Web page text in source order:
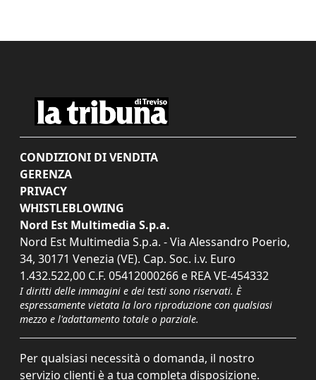
CONDIZIONI DI VENDITA
GERENZA
PRIVACY
WHISTLEBLOWING
Nord Est Multimedia S.p.a.
Nord Est Multimedia S.p.a. - Via Alessandro Poerio,
34, 30171 Venezia (VE). Cap. Soc. i.v. Euro
1.432.522,00 C.F. 05412000266 e REA VE-454332
I diritti delle immagini e dei testi sono riservati. È
espressamente vietata la loro riproduzione con qualsiasi
mezzo e l'adattamento totale o parziale.
Per qualsiasi necessità o domanda, il nostro
servizio clienti è a tua completa disposizione.